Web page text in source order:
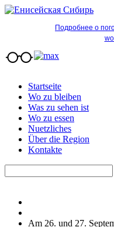
Подробнее о
Startseite
Wo zu bleiben
Was zu sehen ist
Wo zu essen
Nuetzliches
Über die Region
Kontakte
Am 26. und 27.